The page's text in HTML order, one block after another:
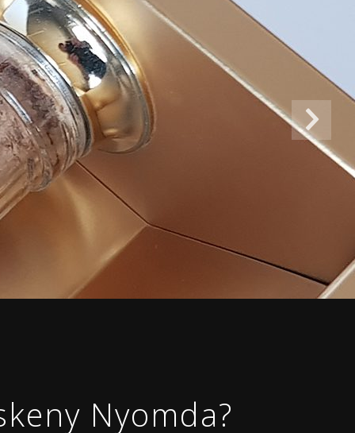
Nyomda?